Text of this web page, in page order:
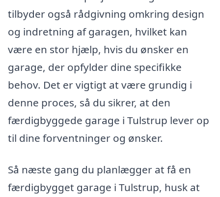
tilbyder også rådgivning omkring design
og indretning af garagen, hvilket kan
være en stor hjælp, hvis du ønsker en
garage, der opfylder dine specifikke
behov. Det er vigtigt at være grundig i
denne proces, så du sikrer, at den
færdigbyggede garage i Tulstrup lever op
til dine forventninger og ønsker.
Så næste gang du planlægger at få en
færdigbygget garage i Tulstrup, husk at